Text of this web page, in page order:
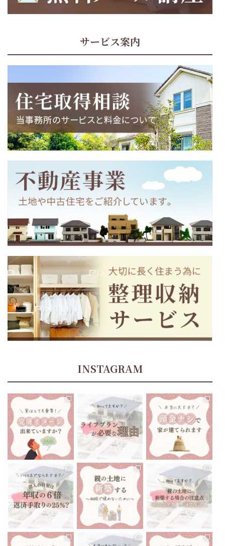
サービス案内
INSTAGRAM
tomoe_kikuchi_lifeplan
住宅ローン返済中、70歳
あたりでお金が足りなく
なることに、気づくことに
なったら…...
12月 13
tomoe_kikuchi_lifeplan
今までにない大きな買い
物になるマイホーム🏘
...
tomoe_kikuchi_lifeplan
“頭金ナシで家が建てられ
ます”と聞いたりしますよ
ね🤔
...
12月 8
tomoe_kikuchi_lifeplan
いくらまでなら住宅ローン
を組んでも大丈夫です...
12月 6
tomoe_kikuchi_lifeplan
前回は親の土地に新築す
る場合の注意点で、
12月 3
tomoe_kikuchi_lifeplan
親御さんが所有している
土地に家を建てる...
12月 1
tomoe_kikuchi_lifeplan tomoe_kikuchi_lifeplan tomoe_kikuchi_lifeplan